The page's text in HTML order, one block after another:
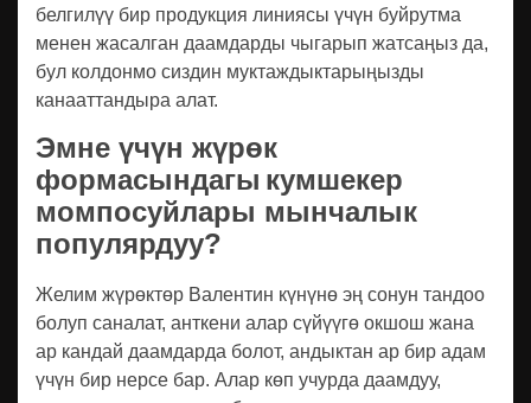
белгилүү бир продукция линиясы үчүн буйрутма
менен жасалган даамдарды чыгарып жатсаңыз да,
бул колдонмо сиздин муктаждыктарыңызды
канааттандыра алат.
Эмне үчүн жүрөк
формасындагы кумшекер
момпосуйлары мынчалык
популярдуу?
Желим жүрөктөр Валентин күнүнө эң сонун тандоо
болуп саналат, анткени алар сүйүүгө окшош жана
ар кандай даамдарда болот, андыктан ар бир адам
үчүн бир нерсе бар. Алар көп учурда даамдуу,